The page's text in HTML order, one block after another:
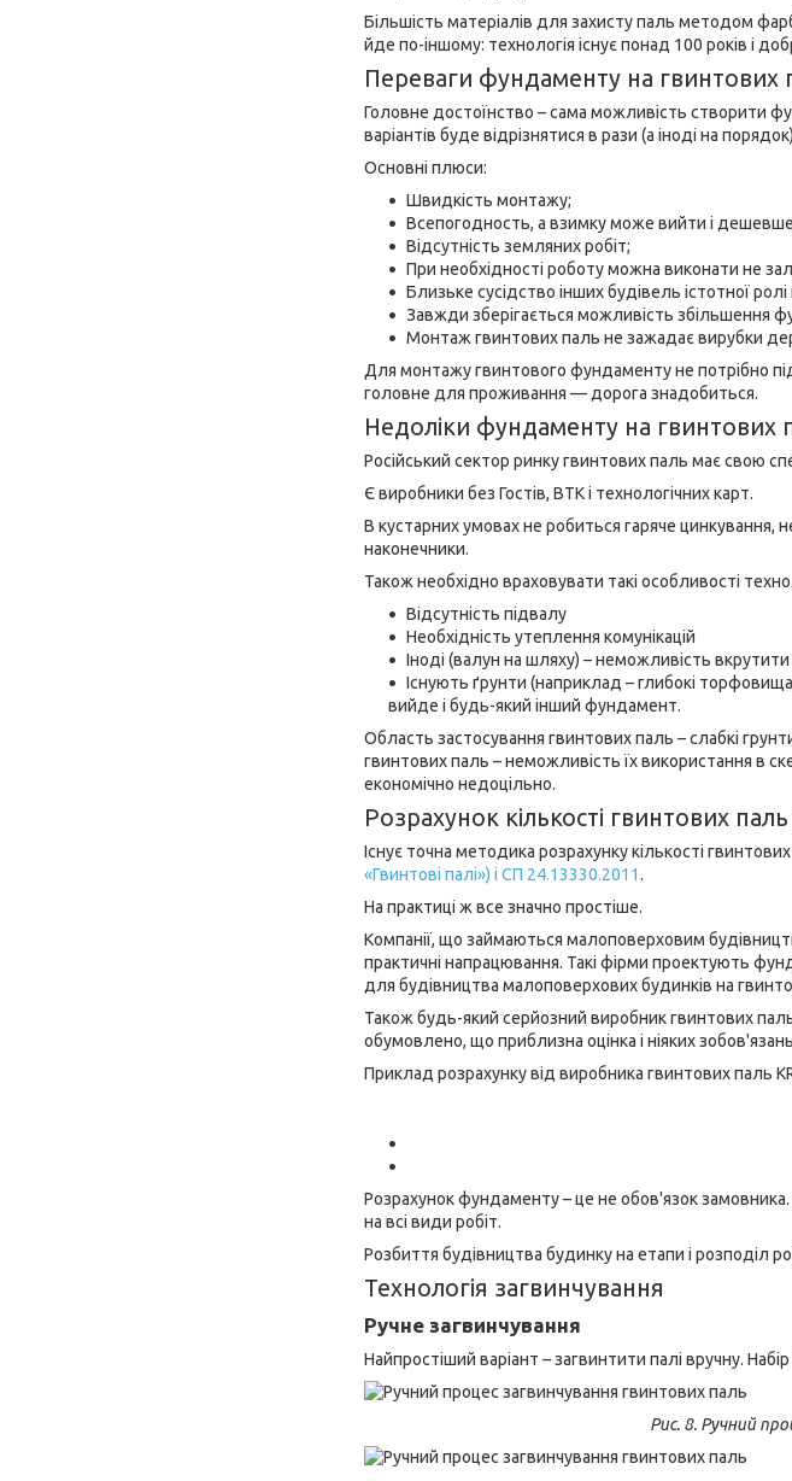
Більшість матеріалів для захисту паль методом
йде по-іншому: технологія існує понад 100 років і
Переваги фундаменту на гвинтових
Головне достоїнство – сама можливість створити
варіантів буде відрізнятися в рази (а іноді на
Основні плюси:
Швидкість монтажу;
Всепогодность, а взимку може вийти і
Відсутність земляних робіт;
При необхідності роботу можна виконати не
Близьке сусідство інших будівель істотної
Завжди зберігається можливість збільшення
Монтаж гвинтових паль не зажадає вирубки
Для монтажу гвинтового фундаменту не потрібно
головне для проживання — дорога знадобиться.
Недоліки фундаменту на гвинтових
Російський сектор ринку гвинтових паль має свою
Є виробники без Гостів, ВТК і технологічних карт.
В кустарних умовах не робиться гаряче цинкування,
наконечники.
Також необхідно враховувати такі особливості
Відсутність підвалу
Необхідність утеплення комунікацій
Іноді (валун на шляху) – неможливість
Існують ґрунти (наприклад – глибокі
вийде і будь-який інший фундамент.
Область застосування гвинтових паль – слабкі
гвинтових паль – неможливість їх використання в
економічно недоцільно.
Розрахунок кількості гвинтових паль
Існує точна методика розрахунку кількості
«Гвинтові палі») і СП 24.13330.2011.
На практиці ж все значно простіше.
Компанії, що займаються малоповерховим
практичні напрацювання. Такі фірми проектують
для будівництва малоповерхових будинків на
Також будь-який серйозний виробник гвинтових
обумовлено, що приблизна оцінка і ніяких
Приклад розрахунку від виробника гвинтових паль
Розрахунок фундаменту – це не обов'язок
на всі види робіт.
Розбиття будівництва будинку на етапи і
Технологія загвинчування
Ручне загвинчування
Найпростіший варіант – загвинтити палі вручну.
Рис. 8. Ручний